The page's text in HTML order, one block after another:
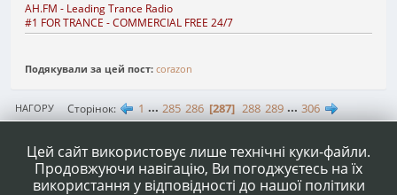
AH.FM - Leading Trance Radio
#1 FOR TRANCE - COMMERCIAL FREE 24/7
Подякували за цей пост: corazon
НАГОРУ Сторінок 1 ... 285 286 287 288 289 ... 306
Цей сайт використовує лише технічні куки-файли.
Продовжуючи навігацію, Ви погоджуєтесь на їх
використання у відповідності до нашої політики